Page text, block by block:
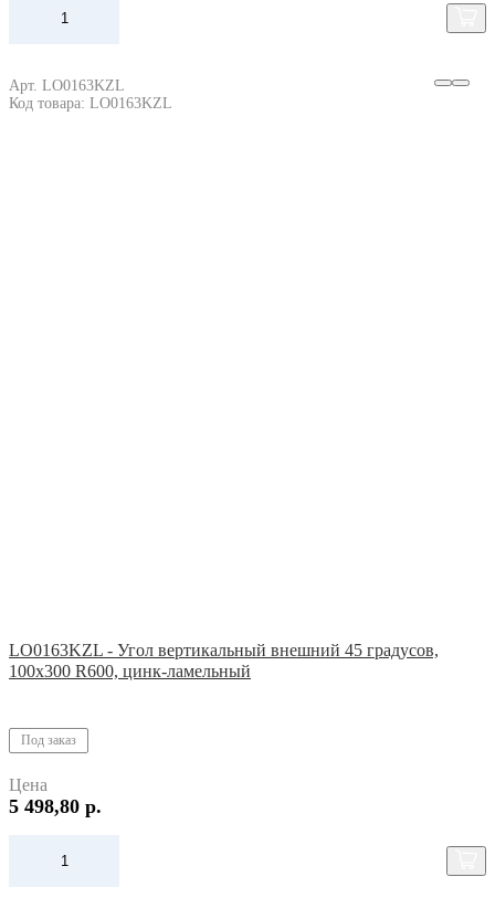
Арт. LO0163KZL
Код товара: LO0163KZL
LO0163KZL - Угол вертикальный внешний 45 градусов,
100х300 R600, цинк-ламельный
Под заказ
Цена
5 498,80 р.